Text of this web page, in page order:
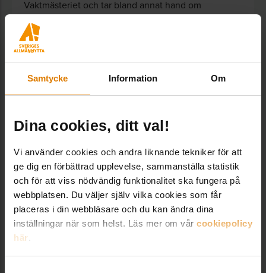
Samtycke Information Om
Dina cookies, ditt val!
Vi använder cookies och andra liknande tekniker för att
ge dig en förbättrad upplevelse, sammanställa statistik
och för att viss nödvändig funktionalitet ska fungera på
webbplatsen. Du väljer själv vilka cookies som får
placeras i din webbläsare och du kan ändra dina
inställningar när som helst. Läs mer om vår cookiepolicy
här.
Vaktmästeriet och tar bland annat hand om
vaktmasteri@sverigesallmannytta.se
08-406 55 00
VANLIGA FRÅGOR
Hur lång är leveranstiden?
Hur gör jag för att ladda ner en fil?
Hur får jag min medlemsrabatt?